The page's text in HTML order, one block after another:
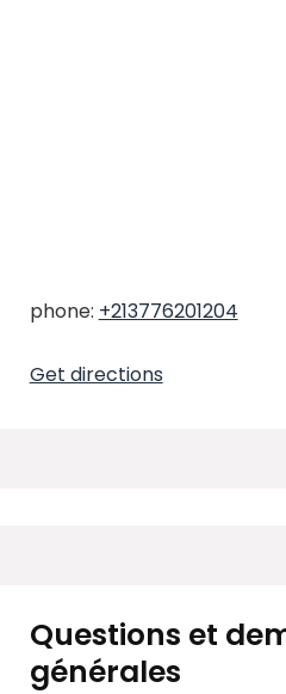
phone: +213776201204
Get directions
Questions et
générales